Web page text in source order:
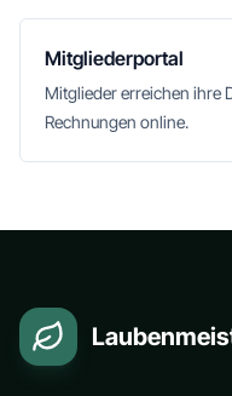
Mitgliederportal
Mitglieder erreichen ihre
Rechnungen online.